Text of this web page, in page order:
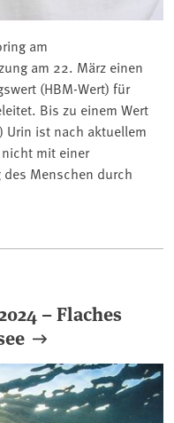
am
am 22. März einen
(HBM-Wert) für
Bis zu einem Wert
Urin ist nach aktuellem
mit einer
Menschen durch
– Flaches